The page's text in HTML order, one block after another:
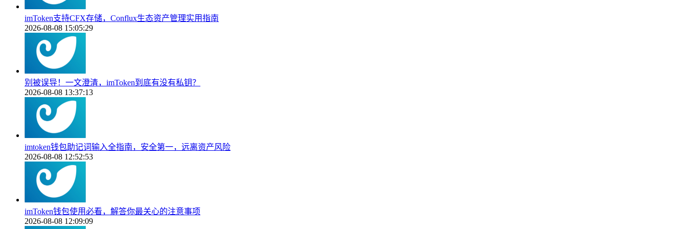
imToken支持CFX存储，Conflux生态资产管理实用指南
2026-08-08 15:05:29
别被误导！一文澄清，imToken到底有没有私钥？
2026-08-08 13:37:13
imtoken钱包助记词输入全指南，安全第一，远离资产风险
2026-08-08 12:52:53
imToken钱包使用必看，解答你最关心的注意事项
2026-08-08 12:09:09